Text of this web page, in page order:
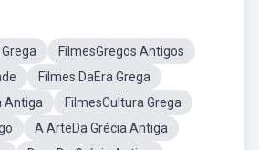
FilmesGregos Antigos
Filmes DaEra Grega
Antiga
FilmesCultura Grega
A ArteDa Grécia Antiga